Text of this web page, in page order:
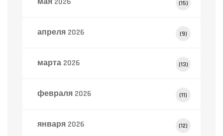
(15)
апреля 2026 (9)
марта 2026 (13)
февраля 2026 (11)
января 2026 (12)